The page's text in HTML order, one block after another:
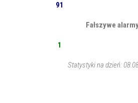
91
Fałszywe
1
Statystyki na dzień: